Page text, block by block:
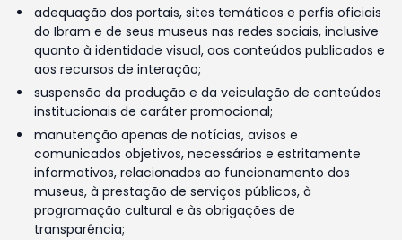
adequação dos portais, sites temáticos e perfis oficiais
do Ibram e de seus museus nas redes sociais, inclusive
quanto à identidade visual, aos conteúdos publicados e
aos recursos de interação;
suspensão da produção e da veiculação de conteúdos
institucionais de caráter promocional;
manutenção apenas de notícias, avisos e
comunicados objetivos, necessários e estritamente
informativos, relacionados ao funcionamento dos
museus, à prestação de serviços públicos, à
programação cultural e às obrigações de
transparência;